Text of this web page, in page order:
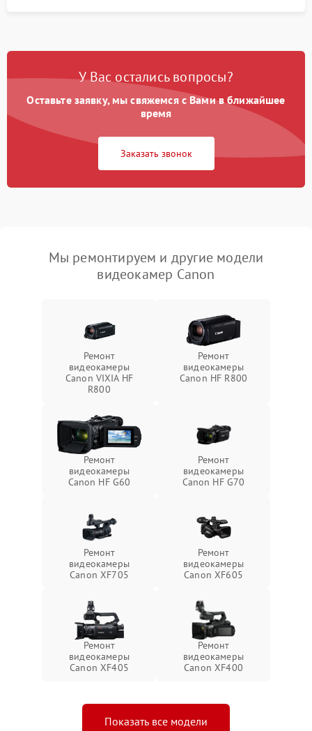
У Вас остались вопросы?
Оставьте заявку, мы свяжемся с Вами в ближайшее
время
Заказать звонок
Мы ремонтируем и другие модели
видеокамер Canon
Ремонт
видеокамеры
Canon VIXIA HF
R800
Ремонт
видеокамеры
Canon HF R800
Ремонт
видеокамеры
Canon HF G60
Ремонт
видеокамеры
Canon HF G70
Ремонт
видеокамеры
Canon XF705
Ремонт
видеокамеры
Canon XF605
Ремонт
видеокамеры
Canon XF405
Ремонт
видеокамеры
Canon XF400
Показать все модели